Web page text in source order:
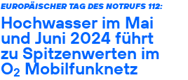
EUROPÄISCHER TAG DES NOTRUFS 112:
Hochwasser im Mai
und Juni 2024 führt
zu Spitzenwerten im
O2 Mobilfunknetz